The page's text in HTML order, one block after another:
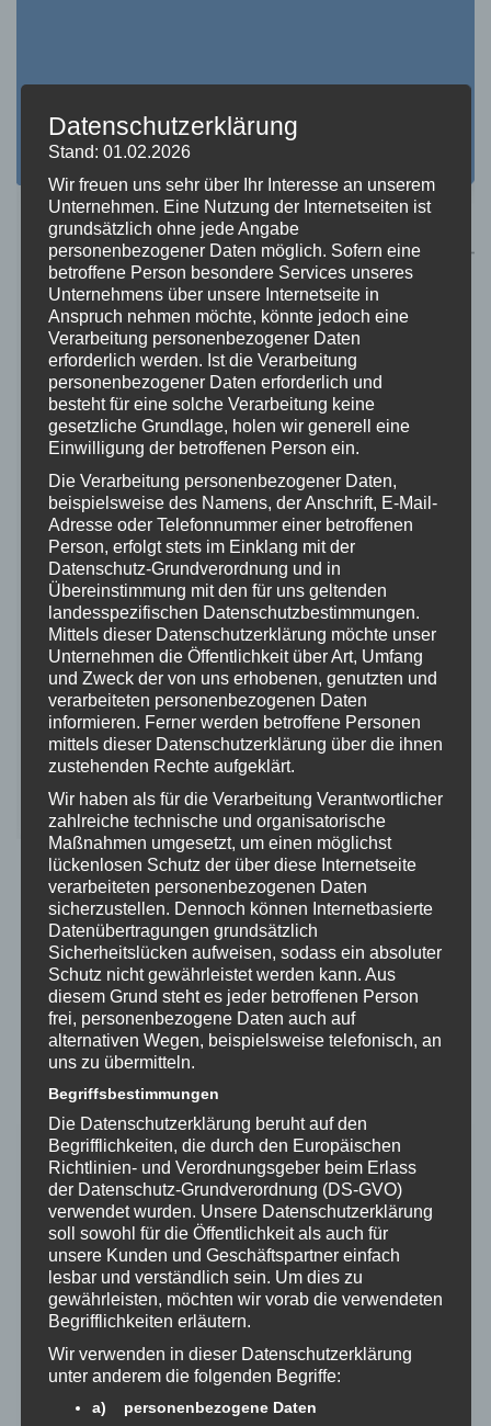
Link ->https://link.springer.com/book/10.1007/978-3-662-
70000-6
8: Zeitschrift BOS-Leitstelle
aktuell: T-CPR-2023-Studie:
Leitstellendisponenten als
Lebensretter
Datenschutzerklärung
Stand: 01.02.2026
Wir freuen uns sehr über Ihr Interesse an unserem
Unternehmen. Eine Nutzung der Internetseiten ist
grundsätzlich ohne jede Angabe
personenbezogener Daten möglich. Sofern eine
betroffene Person besondere Services unseres
Unternehmens über unsere Internetseite in
Anspruch nehmen möchte, könnte jedoch eine
Verarbeitung personenbezogener Daten
erforderlich werden. Ist die Verarbeitung
personenbezogener Daten erforderlich und
besteht für eine solche Verarbeitung keine
gesetzliche Grundlage, holen wir generell eine
Einwilligung der betroffenen Person ein.
Die Verarbeitung personenbezogener Daten,
beispielsweise des Namens, der Anschrift, E-Mail-
Adresse oder Telefonnummer einer betroffenen
Person, erfolgt stets im Einklang mit der
Datenschutz-Grundverordnung und in
Übereinstimmung mit den für uns geltenden
landesspezifischen Datenschutzbestimmungen.
Mittels dieser Datenschutzerklärung möchte unser
Unternehmen die Öffentlichkeit über Art, Umfang
und Zweck der von uns erhobenen, genutzten und
verarbeiteten personenbezogenen Daten
informieren. Ferner werden betroffene Personen
mittels dieser Datenschutzerklärung über die ihnen
zustehenden Rechte aufgeklärt.
Wir haben als für die Verarbeitung Verantwortlicher
zahlreiche technische und organisatorische
Maßnahmen umgesetzt, um einen möglichst
lückenlosen Schutz der über diese Internetseite
verarbeiteten personenbezogenen Daten
sicherzustellen. Dennoch können Internetbasierte
Datenübertragungen grundsätzlich
Sicherheitslücken aufweisen, sodass ein absoluter
Schutz nicht gewährleistet werden kann. Aus
diesem Grund steht es jeder betroffenen Person
frei, personenbezogene Daten auch auf
alternativen Wegen, beispielsweise telefonisch, an
uns zu übermitteln.
Begriffsbestimmungen
Die Datenschutzerklärung beruht auf den
Begrifflichkeiten, die durch den Europäischen
Richtlinien- und Verordnungsgeber beim Erlass
der Datenschutz-Grundverordnung (DS-GVO)
verwendet wurden. Unsere Datenschutzerklärung
soll sowohl für die Öffentlichkeit als auch für
unsere Kunden und Geschäftspartner einfach
lesbar und verständlich sein. Um dies zu
gewährleisten, möchten wir vorab die verwendeten
Begrifflichkeiten erläutern.
Wir verwenden in dieser Datenschutzerklärung
unter anderem die folgenden Begriffe:
a) personenbezogene Daten